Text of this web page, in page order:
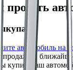
автомобиль на
продажу в
купим ваш